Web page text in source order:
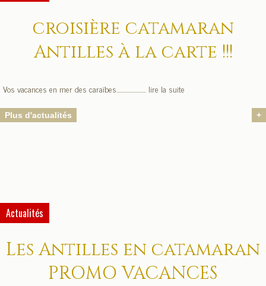
croisière catamaran
Antilles à la carte !!!
Vos vacances en mer des caraïbes......................... lire la suite
+
Plus d'actualités
Actualités
Les Antilles en catamaran
PROMO VACANCES